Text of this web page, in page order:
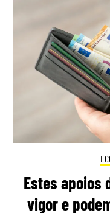
Estes apoios
vigor e